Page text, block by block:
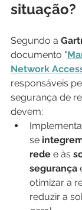
situação?
Segundo a
documento "
Network
responsáveis
segurança de
devem:
se
rede e às
segurança
otimizar a
reduzir a